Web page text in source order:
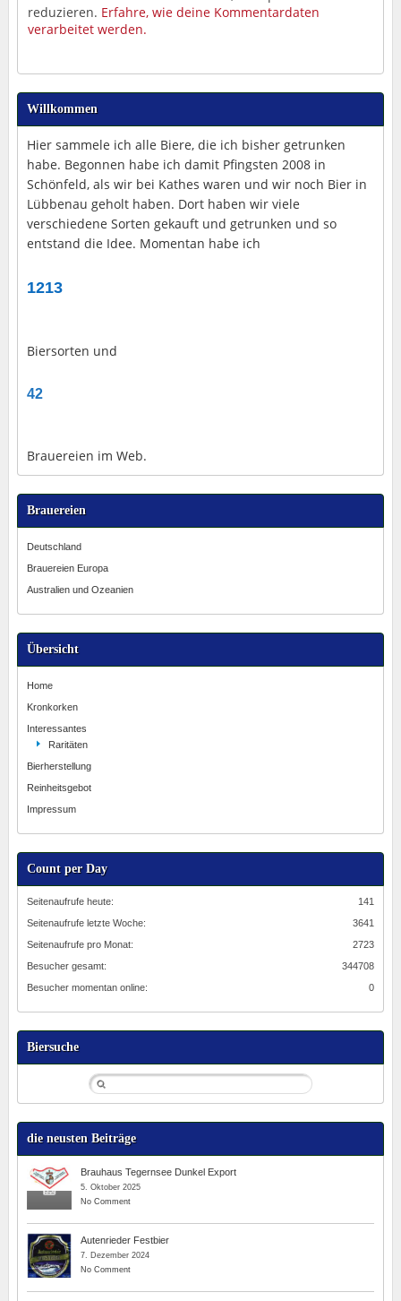
reduzieren. Erfahre, wie deine Kommentardaten
verarbeitet werden.
Willkommen
Hier sammele ich alle Biere, die ich bisher getrunken
habe. Begonnen habe ich damit Pfingsten 2008 in
Schönfeld, als wir bei Kathes waren und wir noch Bier in
Lübbenau geholt haben. Dort haben wir viele
verschiedene Sorten gekauft und getrunken und so
entstand die Idee. Momentan habe ich
1213
Biersorten und
42
Brauereien im Web.
Brauereien
Deutschland
Brauereien Europa
Australien und Ozeanien
Übersicht
Home
Kronkorken
Interessantes
Raritäten
Bierherstellung
Reinheitsgebot
Impressum
Count per Day
141
Seitenaufrufe heute:
3641
Seitenaufrufe letzte Woche:
2723
Seitenaufrufe pro Monat:
344708
Besucher gesamt:
0
Besucher momentan online:
Biersuche
die neusten Beiträge
Brauhaus Tegernsee Dunkel Export
5. Oktober 2025
No Comment
Autenrieder Festbier
7. Dezember 2024
No Comment